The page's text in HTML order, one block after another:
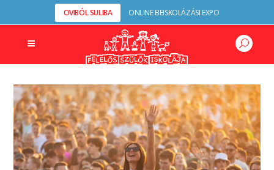
OVIBÓL SULIBA ONLINE BEISKOLÁZÁSI EXPO